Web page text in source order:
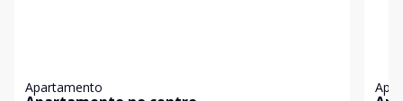
Apartamento